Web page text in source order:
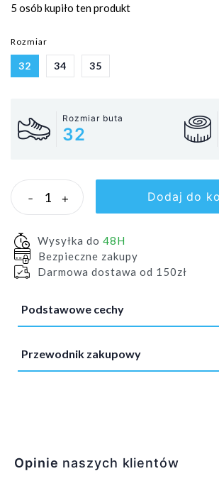
5 osób kupiło ten produkt
Rozmiar
32 34 35
Rozmiar buta
32
- + Dodaj do
Wysyłka do 48H
Bezpieczne zakupy
Darmowa dostawa od 150zł
Podstawowe cechy
Przewodnik zakupowy
Opinie naszych klientów